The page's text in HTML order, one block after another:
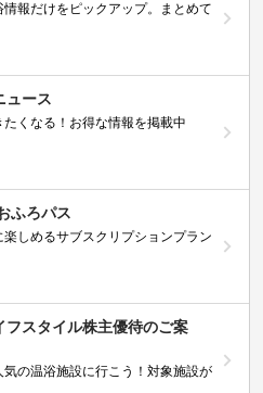
情報だけをピックアップ。まとめて
ュース
くなる！お得な情報を掲載中
ふろパス
しめるサブスクリプションプラン
フスタイル株主優待のご案
の温浴施設に行こう！対象施設が